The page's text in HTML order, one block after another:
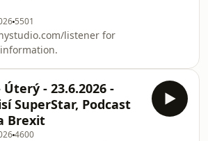
5501
listener for
Úterý - 23.6.2026 -
SuperStar, Podcast
Brexit
4600